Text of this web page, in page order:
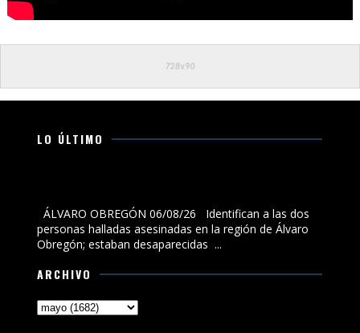
LO ÚLTIMO
ÁLVARO OBREGÓN 06/08/26 Identifican a las dos
personas halladas asesinadas en la región de Álvaro
Obregón; estaban desaparecidas ...
ARCHIVO